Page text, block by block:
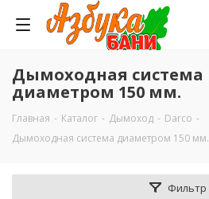
Дымоходная система
диаметром 150 мм.
Главная - Каталог - Дымоход - Darco -
Дымоходная система диаметром 150 мм.
Фильтр